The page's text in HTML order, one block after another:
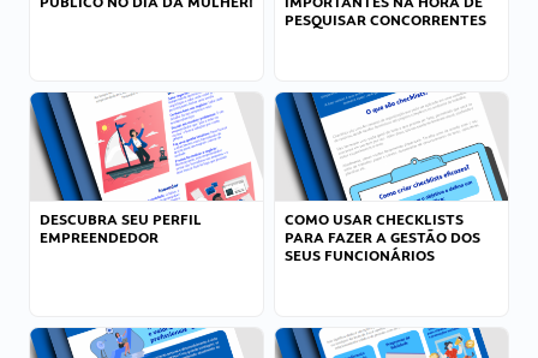
PESQUISAR CONCORRENTES
DESCUBRA SEU PERFIL
EMPREENDEDOR
COMO USAR CHECKLISTS
PARA FAZER A GESTÃO DOS
SEUS FUNCIONÁRIOS